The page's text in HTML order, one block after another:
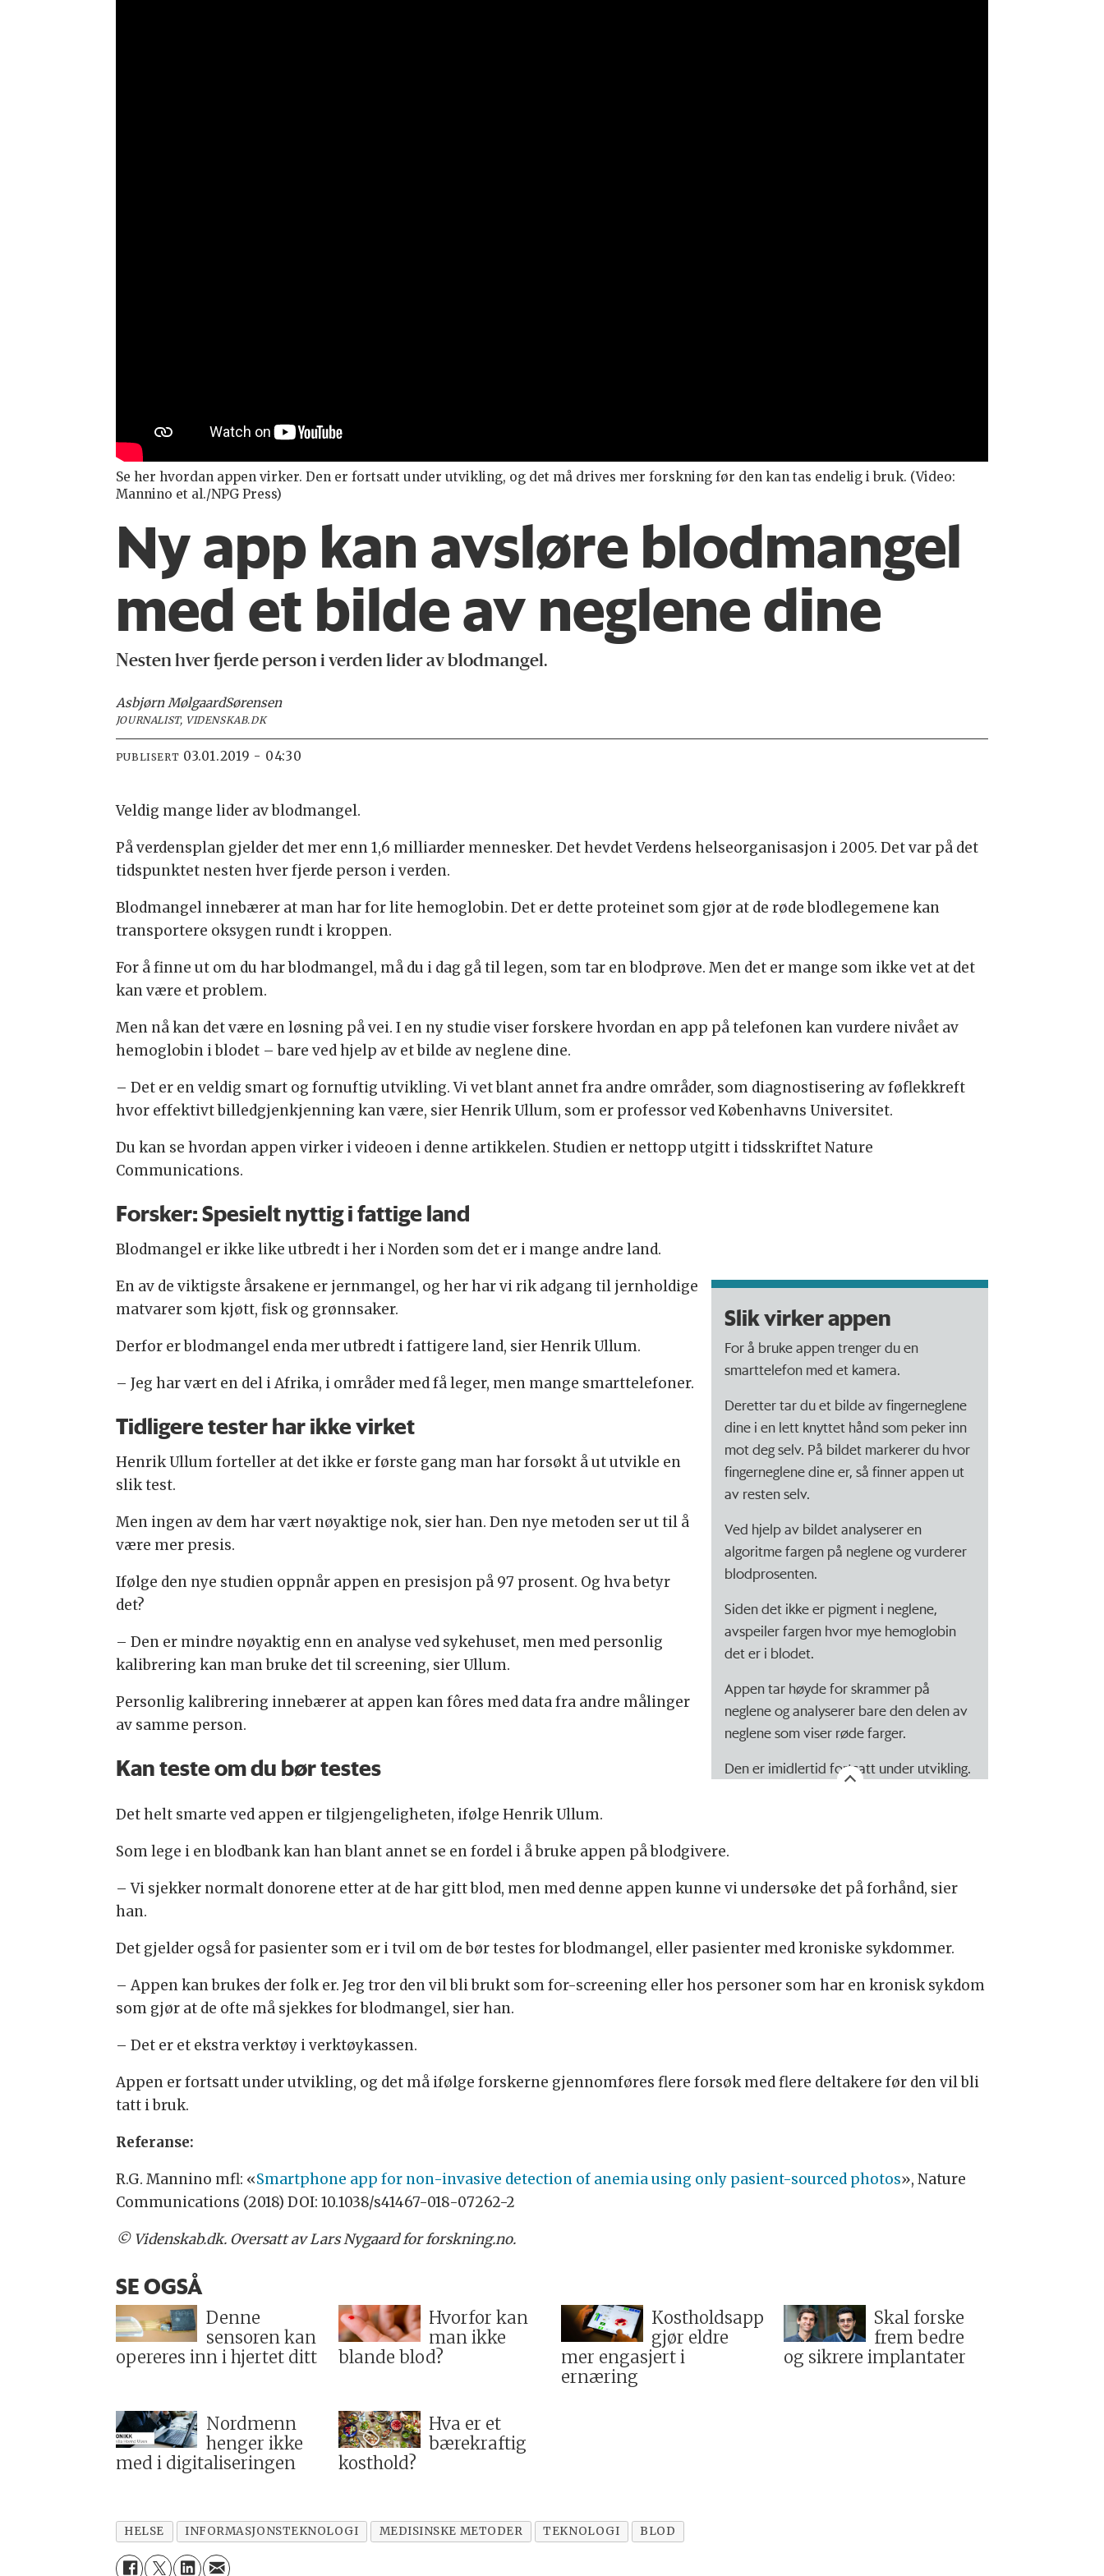
Se her hvordan appen virker. Den er fortsatt under utvikling, og det må drives mer forskning før den kan tas endelig i bruk. (Video:
Mannino et al./NPG Press)
Ny app kan avsløre blodmangel
med et bilde av neglene dine
Nesten hver fjerde person i verden lider av blodmangel.
Asbjørn MølgaardSørensen
JOURNALIST, VIDENSKAB.DK
PUBLISERT 03.01.2019 - 04:30
Veldig mange lider av blodmangel.
På verdensplan gjelder det mer enn 1,6 milliarder mennesker. Det hevdet Verdens helseorganisasjon i 2005. Det var på det
tidspunktet nesten hver fjerde person i verden.
Blodmangel innebærer at man har for lite hemoglobin. Det er dette proteinet som gjør at de røde blodlegemene kan
transportere oksygen rundt i kroppen.
For å finne ut om du har blodmangel, må du i dag gå til legen, som tar en blodprøve. Men det er mange som ikke vet at det
kan være et problem.
Men nå kan det være en løsning på vei. I en ny studie viser forskere hvordan en app på telefonen kan vurdere nivået av
hemoglobin i blodet – bare ved hjelp av et bilde av neglene dine.
– Det er en veldig smart og fornuftig utvikling. Vi vet blant annet fra andre områder, som diagnostisering av føflekkreft
hvor effektivt billedgjenkjenning kan være, sier Henrik Ullum, som er professor ved Københavns Universitet.
Du kan se hvordan appen virker i videoen i denne artikkelen. Studien er nettopp utgitt i tidsskriftet Nature
Communications.
Forsker: Spesielt nyttig i fattige land
Blodmangel er ikke like utbredt i her i Norden som det er i mange andre land.
Slik virker appen
For å bruke appen trenger du en
smarttelefon med et kamera.
Deretter tar du et bilde av fingerneglene
dine i en lett knyttet hånd som peker inn
mot deg selv. På bildet markerer du hvor
fingerneglene dine er, så finner appen ut
av resten selv.
Ved hjelp av bildet analyserer en
algoritme fargen på neglene og vurderer
blodprosenten.
Siden det ikke er pigment i neglene,
avspeiler fargen hvor mye hemoglobin
det er i blodet.
Appen tar høyde for skrammer på
neglene og analyserer bare den delen av
neglene som viser røde farger.
Den er imidlertid fortsatt under utvikling.
En av de viktigste årsakene er jernmangel, og her har vi rik adgang til jernholdige
matvarer som kjøtt, fisk og grønnsaker.
Derfor er blodmangel enda mer utbredt i fattigere land, sier Henrik Ullum.
– Jeg har vært en del i Afrika, i områder med få leger, men mange smarttelefoner.
Tidligere tester har ikke virket
Henrik Ullum forteller at det ikke er første gang man har forsøkt å ut utvikle en
slik test.
Men ingen av dem har vært nøyaktige nok, sier han. Den nye metoden ser ut til å
være mer presis.
Ifølge den nye studien oppnår appen en presisjon på 97 prosent. Og hva betyr
det?
– Den er mindre nøyaktig enn en analyse ved sykehuset, men med personlig
kalibrering kan man bruke det til screening, sier Ullum.
Personlig kalibrering innebærer at appen kan fôres med data fra andre målinger
av samme person.
Kan teste om du bør testes
Det helt smarte ved appen er tilgjengeligheten, ifølge Henrik Ullum.
Som lege i en blodbank kan han blant annet se en fordel i å bruke appen på blodgivere.
– Vi sjekker normalt donorene etter at de har gitt blod, men med denne appen kunne vi undersøke det på forhånd, sier
han.
Det gjelder også for pasienter som er i tvil om de bør testes for blodmangel, eller pasienter med kroniske sykdommer.
– Appen kan brukes der folk er. Jeg tror den vil bli brukt som for-screening eller hos personer som har en kronisk sykdom
som gjør at de ofte må sjekkes for blodmangel, sier han.
– Det er et ekstra verktøy i verktøykassen.
Appen er fortsatt under utvikling, og det må ifølge forskerne gjennomføres flere forsøk med flere deltakere før den vil bli
tatt i bruk.
Referanse:
R.G. Mannino mfl: «Smartphone app for non-invasive detection of anemia using only pasient-sourced photos», Nature
Communications (2018) DOI: 10.1038/s41467-018-07262-2
© Videnskab.dk. Oversatt av Lars Nygaard for forskning.no.
SE OGSÅ
Denne
sensoren kan
opereres inn i hjertet ditt
Hvorfor kan
man ikke
blande blod?
Kostholdsapp
gjør eldre
mer engasjert i
ernæring
Skal forske
frem bedre
og sikrere implantater
Nordmenn
henger ikke
med i digitaliseringen
Hva er et
bærekraftig
kosthold?
HELSE INFORMASJONSTEKNOLOGI MEDISINSKE METODER TEKNOLOGI BLOD